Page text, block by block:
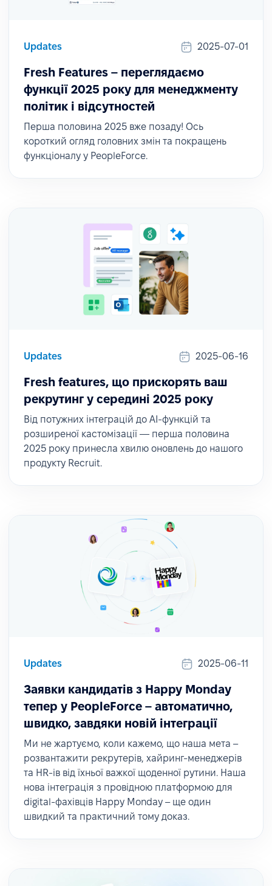
Updates 2025-07-01
Fresh Features – переглядаємо
функції 2025 року для менеджменту
політик і відсутностей
Перша половина 2025 вже позаду! Ось
короткий огляд головних змін та покращень
функціоналу у PeopleForce.
Updates 2025-06-16
Fresh features, що прискорять ваш
рекрутинг у середині 2025 року
Від потужних інтеграцій до AI-функцій та
розширеної кастомізації — перша половина
2025 року принесла хвилю оновлень до нашого
продукту Recruit.
Updates 2025-06-11
Заявки кандидатів з Happy Monday
тепер у PeopleForce – автоматично,
швидко, завдяки новій інтеграції
Ми не жартуємо, коли кажемо, що наша мета –
розвантажити рекрутерів, хайринг-менеджерів
та HR-ів від їхньої важкої щоденної рутини. Наша
нова інтеграція з провідною платформою для
digital-фахівців Happy Monday – ще один
швидкий та практичний тому доказ.